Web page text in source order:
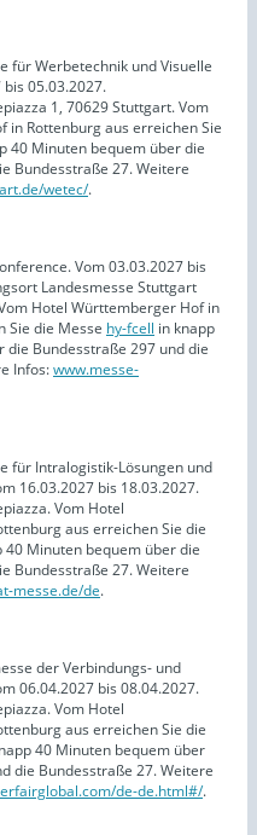
für Werbetechnik und Visuelle
05.03.2027.
1, 70629 Stuttgart. Vom
in Rottenburg aus erreichen Sie
40 Minuten bequem über die
Bundesstraße 27. Weitere
wetec/.
Vom 03.03.2027 bis
Landesmesse Stuttgart
Hotel Württemberger Hof in
Sie die Messe hy-fcell in knapp
Bundesstraße 297 und die
Infos:www.messe-
für Intralogistik-Lösungen und
16.03.2027 bis 18.03.2027.
Vom Hotel
aus erreichen Sie die
40 Minuten bequem über die
Bundesstraße 27. Weitere
messe.de/de.
der Verbindungs- und
06.04.2027 bis 08.04.2027.
Vom Hotel
aus erreichen Sie die
40 Minuten bequem über
die Bundesstraße 27. Weitere
de-de.html#/.